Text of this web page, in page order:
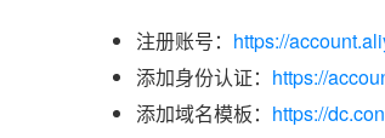
注册账号： https://
添加身份认证： https://
添加域名模板： https://